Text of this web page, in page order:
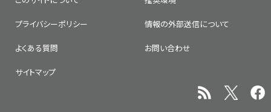
プライバシーポリシー 情報の外部送信について
よくある質問 お問い合わせ
サイトマップ